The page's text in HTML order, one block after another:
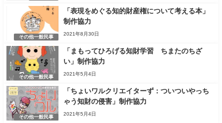
その他一般民事
「表現をめぐる知的財産権について考える本」
制作協力
2021年8月30日
その他一般民事
「まもってひろげる知財学習 ちまたのちざ
い」制作協力
2021年5月4日
その他一般民事
「ちょいワルクリエイターず：ついついやっち
ゃう知財の侵害」制作協力
2021年5月4日